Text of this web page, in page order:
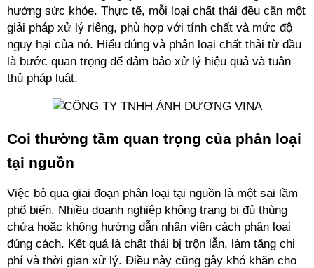
hưởng sức khỏe. Thực tế, mỗi loại chất thải đều cần một
giải pháp xử lý riêng, phù hợp với tính chất và mức độ
nguy hại của nó. Hiểu đúng và phân loại chất thải từ đầu
là bước quan trọng để đảm bảo xử lý hiệu quả và tuân
thủ pháp luật.
Coi thường tầm quan trọng của phân loại
tại nguồn
Việc bỏ qua giai đoạn phân loại tại nguồn là một sai lầm
phổ biến. Nhiều doanh nghiệp không trang bị đủ thùng
chứa hoặc không hướng dẫn nhân viên cách phân loại
đúng cách. Kết quả là chất thải bị trộn lẫn, làm tăng chi
phí và thời gian xử lý. Điều này cũng gây khó khăn cho